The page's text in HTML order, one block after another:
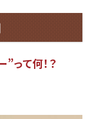
って何！？